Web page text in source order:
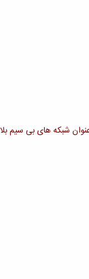
شبکه های بی سیم